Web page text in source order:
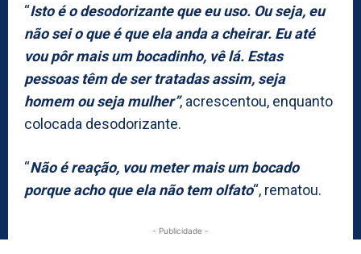
“Isto é o desodorizante que eu uso. Ou seja, eu
não sei o que é que ela anda a cheirar. Eu até
vou pôr mais um bocadinho, vê lá. Estas
pessoas têm de ser tratadas assim, seja
homem ou seja mulher”, acrescentou, enquanto
colocada desodorizante.
“Não é reação, vou meter mais um bocado
porque acho que ela não tem olfato“, rematou.
- Publicidade -